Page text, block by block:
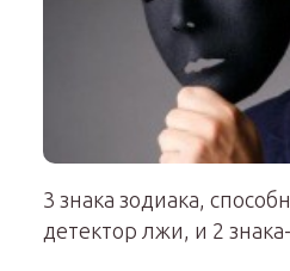
3 знака зодиака,
детектор лжи, и 2